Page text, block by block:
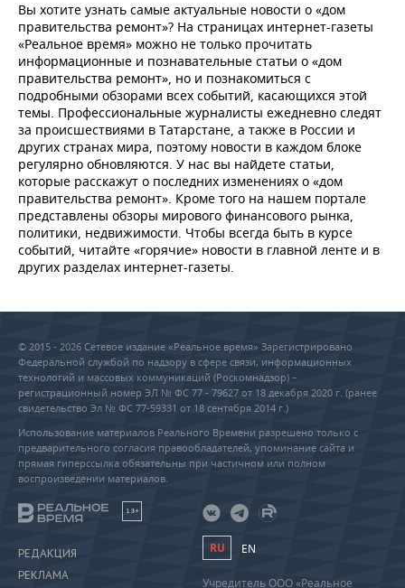
Вы хотите узнать самые актуальные новости о «дом
правительства ремонт»? На страницах интернет-газеты
«Реальное время» можно не только прочитать
информационные и познавательные статьи о «дом
правительства ремонт», но и познакомиться с
подробными обзорами всех событий, касающихся этой
темы. Профессиональные журналисты ежедневно следят
за происшествиями в Татарстане, а также в России и
других странах мира, поэтому новости в каждом блоке
регулярно обновляются. У нас вы найдете статьи,
которые расскажут о последних изменениях о «дом
правительства ремонт». Кроме того на нашем портале
представлены обзоры мирового финансового рынка,
политики, недвижимости. Чтобы всегда быть в курсе
событий, читайте «горячие» новости в главной ленте и в
других разделах интернет-газеты.
© 2015 - 2026 Сетевое издание «Реальное время» Зарегистрировано
Федеральной службой по надзору в сфере связи, информационных
технологий и массовых коммуникаций (Роскомнадзор) –
регистрационный номер ЭЛ № ФС 77 - 79627 от 18 декабря 2020 г. (ранее
свидетельство Эл № ФС 77-59331 от 18 сентября 2014 г.)
Использование материалов Реального Времени разрешено только с
предварительного согласия правообладателей, упоминание сайта и
прямая гиперссылка обязательны при частичном или полном
воспроизведении материалов.
18+
РЕДАКЦИЯ
РЕКЛАМА
RU EN
Учредитель ООО «Реальное